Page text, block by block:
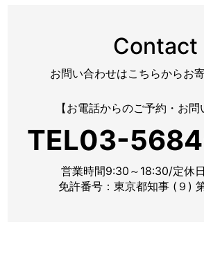
Contact
お問い合わせはこちらからお
【お電話からのご予約・お問
TEL03-
営業時間9:30～18:30/定休
免許番号：東京都知事 (９)